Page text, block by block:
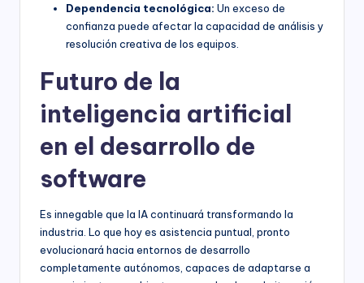
Dependencia tecnológica: Un exceso de
confianza puede afectar la capacidad de análisis y
resolución creativa de los equipos.
Futuro de la
inteligencia artificial
en el desarrollo de
software
Es innegable que la IA continuará transformando la
industria. Lo que hoy es asistencia puntual, pronto
evolucionará hacia entornos de desarrollo
completamente autónomos, capaces de adaptarse a